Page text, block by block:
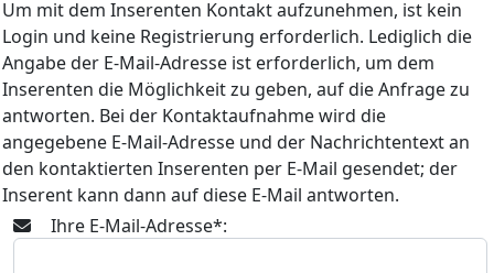
Um mit dem Inserenten Kontakt aufzunehmen, ist kein
Login und keine Registrierung erforderlich. Lediglich die
Angabe der E-Mail-Adresse ist erforderlich, um dem
Inserenten die Möglichkeit zu geben, auf die Anfrage zu
antworten. Bei der Kontaktaufnahme wird die
angegebene E-Mail-Adresse und der Nachrichtentext an
den kontaktierten Inserenten per E-Mail gesendet; der
Inserent kann dann auf diese E-Mail antworten.
Ihre E-Mail-Adresse*: